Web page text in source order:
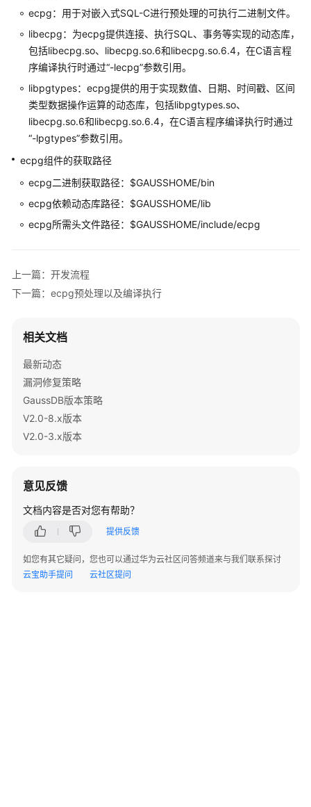
费
说
明
快
入
门
用
指
南
指
南
发
指
南
（分
式
_V2.0-
10.x）
发
南
（集
式
_V2.0-
ecpg：用于对嵌入式SQL-C进行预处理的可执行二进制文件。
libecpg：为ecpg提供连接、执行SQL、事务等实现的动态库，
包括libecpg.so、libecpg.so.6和libecpg.so.6.4，在C语言程
序编译执行时通过“-lecpg”参数引用。
libpgtypes：ecpg提供的用于实现数值、日期、时间戳、区间
类型数据操作运算的动态库，包括libpgtypes.so、
libecpg.so.6和libecpg.so.6.4，在C语言程序编译执行时通过
“-lpgtypes”参数引用。
ecpg组件的获取路径
ecpg二进制获取路径：$GAUSSHOME/bin
ecpg依赖动态库路径：$GAUSSHOME/lib
ecpg所需头文件路径：$GAUSSHOME/include/ecpg
上一篇：开发流程
下一篇：ecpg预处理以及编译执行
相关文档
最新动态
漏洞修复策略
GaussDB版本策略
V2.0-8.x版本
V2.0-3.x版本
意见反馈
文档内容是否对您有帮助？
提供反馈
如您有其它疑问，您也可以通过华为云社区问答频道来与我们联系探讨
云宝助手提问
云社区提问